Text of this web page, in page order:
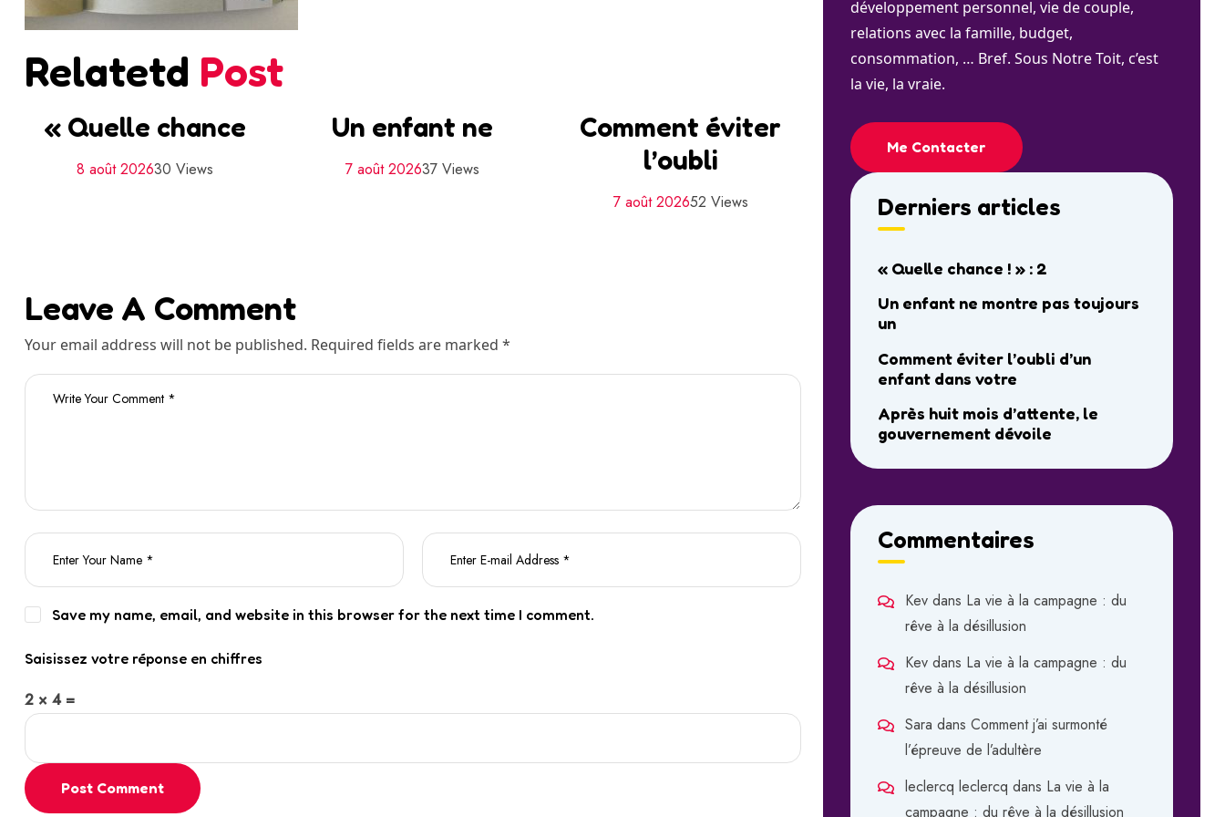
Relatetd Post
« Quelle chance
8 août 202630 Views
Un enfant ne
7 août 202637 Views
Comment éviter
l’oubli
7 août 202652 Views
Leave A Comment
Your email address will not be published. Required fields are marked *
Save my name, email, and website in this browser for the next time I comment.
Saisissez votre réponse en chiffres
2 × 4 =
Post Comment
développement personnel, vie de couple,
relations avec la famille, budget,
consommation, … Bref. Sous Notre Toit, c’est
la vie, la vraie.
Me Contacter
Derniers articles
« Quelle chance ! » : 2
Un enfant ne montre pas toujours
un
Comment éviter l’oubli d’un
enfant dans votre
Après huit mois d’attente, le
gouvernement dévoile
Commentaires
Kev dans La vie à la campagne : du
rêve à la désillusion
Kev dans La vie à la campagne : du
rêve à la désillusion
Sara dans Comment j’ai surmonté
l’épreuve de l’adultère
leclercq leclercq dans La vie à la
campagne : du rêve à la désillusion